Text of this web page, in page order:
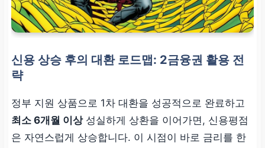
신용 상승 후의 대환 로드맵: 2금융권 활용 전
략
정부 지원 상품으로 1차 대환을 성공적으로 완료하고
최소 6개월 이상성실하게 상환을 이어가면, 신용평점
은 자연스럽게 상승합니다. 이 시점이 바로 금리를 한